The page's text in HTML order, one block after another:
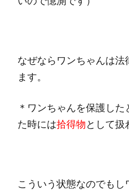
なぜならワンちゃんは法
ます。
＊ワンちゃんを保護し
た時には拾得物として扱
こういう状態なのでもし